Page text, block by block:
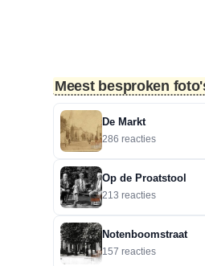
Bisschop Philip
rechter foto De
3-8-2026
Treurbeuk op de Halve
“Marie, dat klopt.
Maan. Echt een
boom....”
Meest besproken
De Markt
286 reacties
Op de Proatstool
213 reacties
Notenboomstraat
157 reacties